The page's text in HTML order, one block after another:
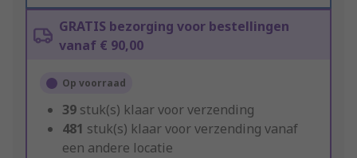
GRATIS bezorging voor bestellingen
vanaf € 90,00
Op voorraad
39 stuk(s) klaar voor verzending
481 stuk(s) klaar voor verzending vanaf
een andere locatie